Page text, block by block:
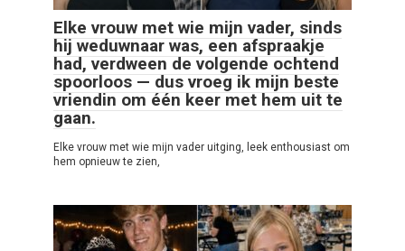
Elke vrouw met wie mijn vader, sinds
hij weduwnaar was, een afspraakje
had, verdween de volgende ochtend
spoorloos — dus vroeg ik mijn beste
vriendin om één keer met hem uit te
gaan.
Elke vrouw met wie mijn vader uitging, leek enthousiast om
hem opnieuw te zien,